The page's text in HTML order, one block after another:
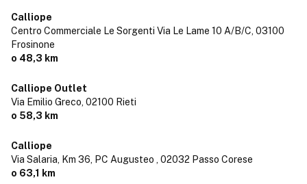
Calliope
Centro Commerciale Le Sorgenti Via Le Lame 10 A/B/C, 03100
Frosinone
o 48,3 km
Calliope Outlet
Via Emilio Greco, 02100 Rieti
o 58,3 km
Calliope
Via Salaria, Km 36, PC Augusteo ,
02032 Passo Corese
o 63,1 km